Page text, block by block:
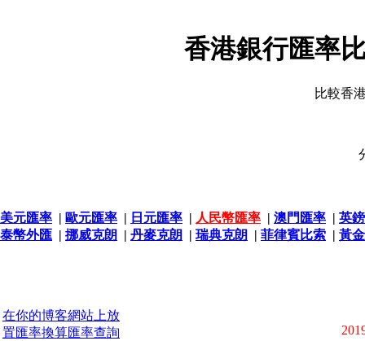
香港銀行匯率
比較香
美元匯率 | 歐元匯率 | 日元匯率 | 人民幣匯率 | 澳門匯率 | 英
泰幣外匯 | 挪威克朗 | 丹麥克朗 | 瑞典克朗 | 菲律賓比索 | 黃
在你的博客網站上放
置匯率換算匯率查詢